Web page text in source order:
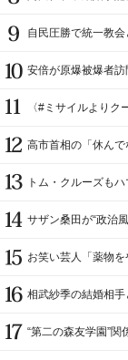
自民圧勝で統一教
安倍が原爆被爆者
〈#ミサイルより
高市首相の「休ん
トム・クルーズも
サザン桑田が“政治
お笑い芸人「薬物
相武紗季の結婚相手
“第二の森友学園”関